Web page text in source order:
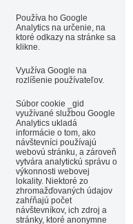
Používa ho Google
Analytics na určenie, na
ktoré odkazy na stránke sa
klikne.
Využíva Google na
rozlíšenie používateľov.
Súbor cookie _gid
využívané službou Google
Analytics ukladá
informácie o tom, ako
návštevníci používajú
webovú stránku, a zároveň
vytvára analytickú správu o
výkonnosti webovej
lokality. Niektoré zo
zhromažďovaných údajov
zahŕňajú počet
návštevníkov, ich zdroj a
stránky, ktoré anonymne